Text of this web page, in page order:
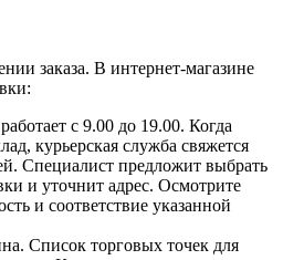
заказа. В интернет-магазине
с 9.00 до 19.00. Когда
курьерская служба свяжется
Специалист предложит выбрать
и уточнит адрес. Осмотрите
и соответствие указанной
Список торговых точек для